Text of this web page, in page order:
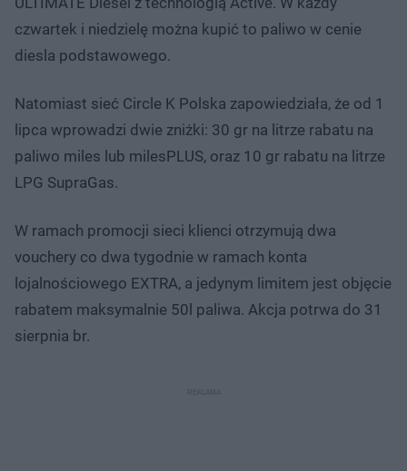
czwartek i niedzielę można kupić to paliwo w cenie
diesla podstawowego.
Natomiast sieć Circle K Polska zapowiedziała, że od 1
lipca wprowadzi dwie zniżki: 30 gr na litrze rabatu na
paliwo miles lub milesPLUS, oraz 10 gr rabatu na litrze
LPG SupraGas.
W ramach promocji sieci klienci otrzymują dwa
vouchery co dwa tygodnie w ramach konta
lojalnościowego EXTRA, a jedynym limitem jest objęcie
rabatem maksymalnie 50l paliwa. Akcja potrwa do 31
sierpnia br.